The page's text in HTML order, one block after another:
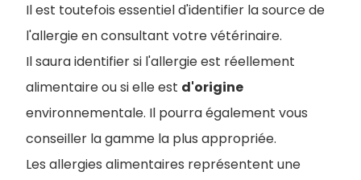
Il est toutefois essentiel d'identifier la source de
l'allergie en consultant votre vétérinaire.
Il saura identifier si l'allergie est réellement
alimentaire ou si elle est d'origine
environnementale. Il pourra également vous
conseiller la gamme la plus appropriée.
Les allergies alimentaires représentent une